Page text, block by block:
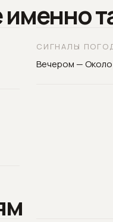
СИГНАЛЫ
Вечером —